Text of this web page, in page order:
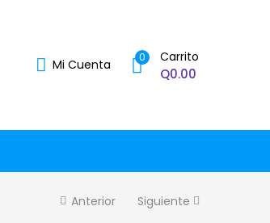
Mi Cuenta 0 Carrito
Q0.00
Anterior Siguiente